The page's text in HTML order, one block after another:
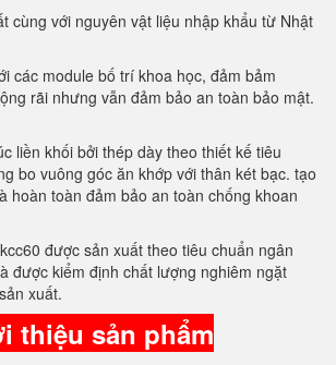
cùng với nguyên vật liệu nhập khẩu từ Nhật
các module bố trí khoa học, đảm bảm
rãi nhưng vẫn đảm bảo an toàn bảo mật.
liền khối bởi thép dày theo thiết kế tiêu
bo vuông góc ăn khớp với thân két bạc. tạo
hoàn toàn đảm bảo an toàn chống khoan
được sản xuất theo tiêu chuẩn ngân
được kiểm định chất lượng nghiêm ngặt
xuất.
thiệu sản phẩm